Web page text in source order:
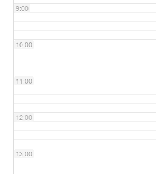
9:00
10:00
11:00
12:00
13:00